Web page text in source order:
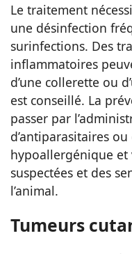
Le traitement
une désinfection
surinfections. Des
inflammatoires
d’une collerette ou
est conseillé. La
passer par
d’antiparasitaires
hypoallergénique et
suspectées et des
l’animal.
Tumeurs